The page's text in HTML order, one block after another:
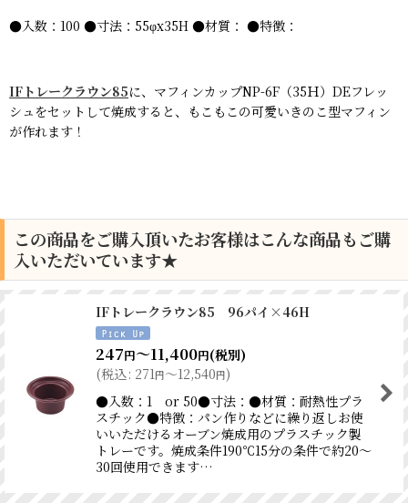
●入数：100 ●寸法：55φx35H ●材質： ●特徴：
IFトレークラウン85に、 マフィンカップNP-6F（35Ｈ）DEフレッ
シュをセットして焼成すると、もこもこの可愛いきのこ型マフィン
が作れます！
この商品をご購入頂いたお客様はこんな商品もご購
入いただいています★
IFトレークラウン85 96パイ×46H
247円～11,400円(税別)
(税込: 271円～12,540円)
●入数：1 or 50●寸法：●材質：耐熱性プラ
スチック●特徴：パン作りなどに繰り返しお使
いいただけるオーブン焼成用のプラスチック製
トレーです。焼成条件190℃15分の条件で約20〜
30回使用できます…